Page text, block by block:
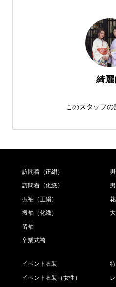
綺麗
このスタッフの
訪問着（正絹）
訪問着（化繊）
振袖（正絹）
振袖（化繊）
留袖
卒業式袴
イベント衣装
イベント衣装（女性）